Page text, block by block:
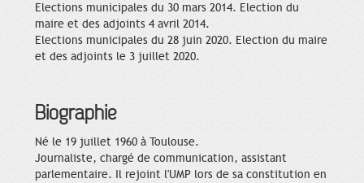
Elections municipales du 30 mars 2014. Election du
maire et des adjoints 4 avril 2014.
Elections municipales du 28 juin 2020. Election du maire
et des adjoints le 3 juillet 2020.
Biographie
Né le 19 juillet 1960 à Toulouse.
Journaliste, chargé de communication, assistant
parlementaire. Il rejoint l'UMP lors de sa constitution en